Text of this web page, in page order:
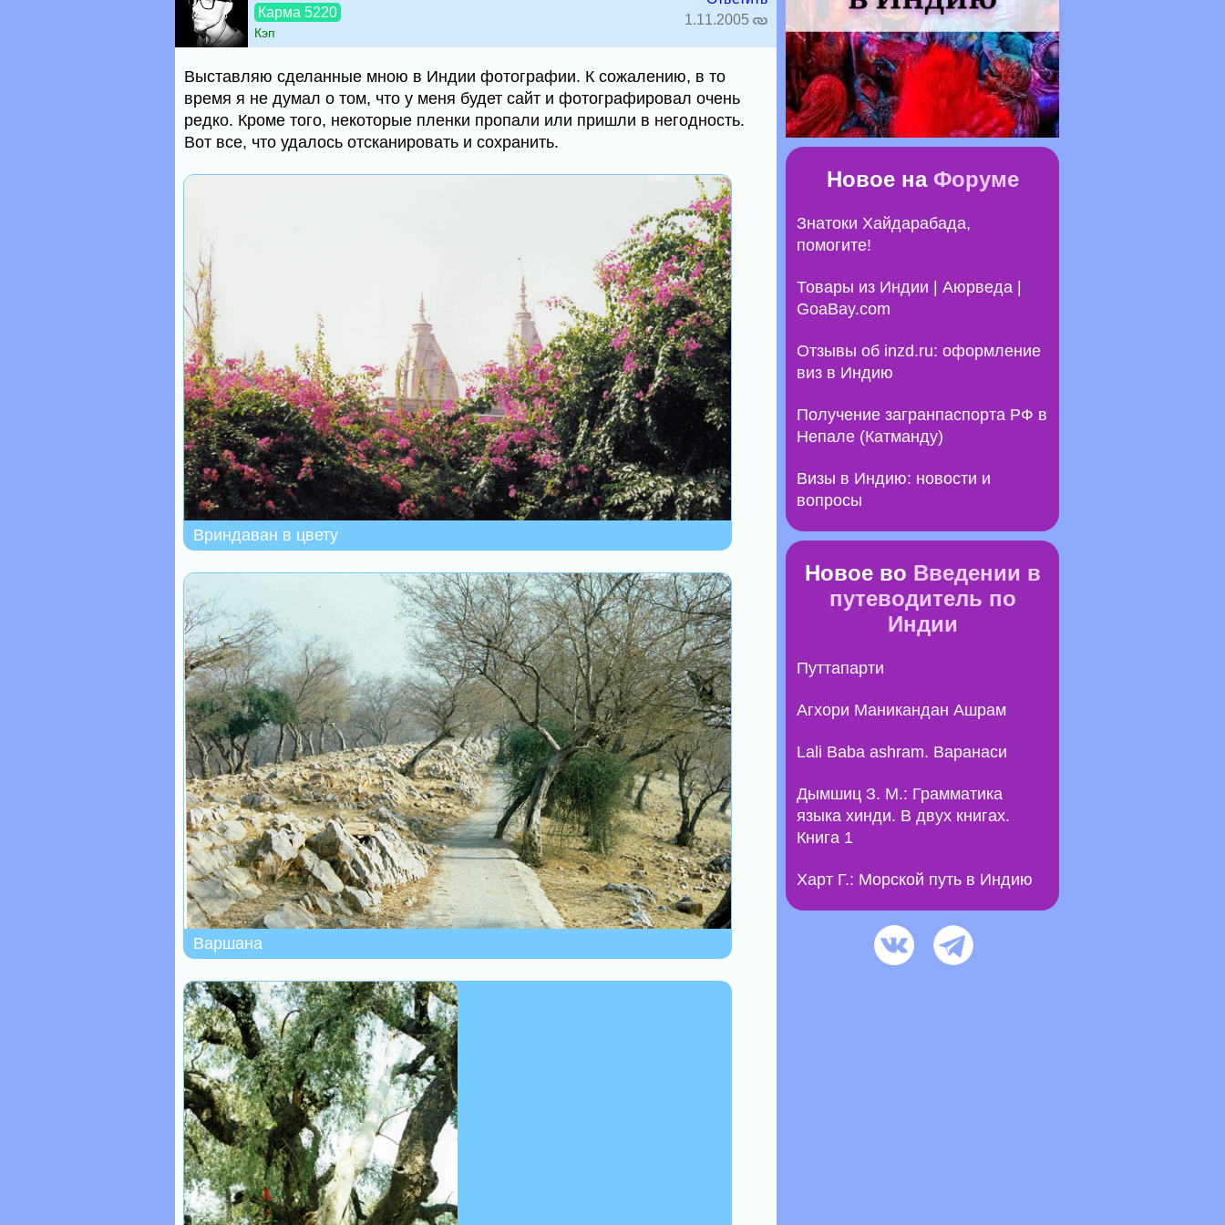
Карма 5220
Кэп
1.11.2005
Выставляю сделанные мною в Индии фотографии. К сожалению, в то
время я не думал о том, что у меня будет сайт и фотографировал очень
редко. Кроме того, некоторые пленки пропали или пришли в негодность.
Вот все, что удалось отсканировать и сохранить.
Вриндаван в цвету
Варшана
Новое на Форуме
Знатоки Хайдарабада,
помогите!
Товары из Индии | Аюрведа |
GoaBay.com
Отзывы об inzd.ru: оформление
виз в Индию
Получение загранпаспорта РФ в
Непале (Катманду)
Визы в Индию: новости и
вопросы
Новое во Введении в
путеводитель по
Индии
Путтапарти
Агхори Маникандан Ашрам
Lali Baba ashram. Варанаси
Дымшиц З. М.: Грамматика
языка хинди. В двух книгах.
Книга 1
Харт Г.: Морской путь в Индию